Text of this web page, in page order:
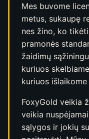
Mes buvome
metus, sukaupę
nes žino, ko
pramonės
žaidimų
kuriuos
kuriuos
FoxyGold veikia
veikia
sąlygos ir jokių